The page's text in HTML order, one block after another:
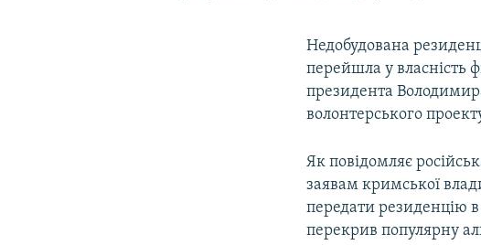
Недобудована
перейшла у власність
президента
волонтерського
Як повідомляє
заявам кримської
передати резиденцію
перекрив популярну